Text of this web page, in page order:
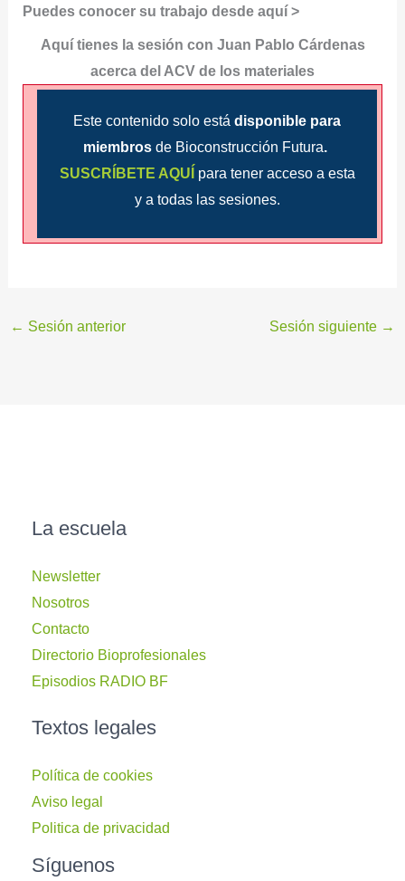
Puedes conocer su trabajo desde aquí >
Aquí tienes la sesión con Juan Pablo Cárdenas
acerca del ACV de los materiales
Este contenido solo está disponible para
miembros de Bioconstrucción Futura.
SUSCRÍBETE AQUÍ para tener acceso a esta
y a todas las sesiones.
← Sesión anterior Sesión siguiente →
La escuela
Newsletter
Nosotros
Contacto
Directorio Bioprofesionales
Episodios RADIO BF
Textos legales
Política de cookies
Aviso legal
Politica de privacidad
Síguenos